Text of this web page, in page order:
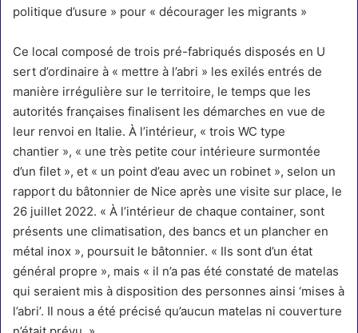
politique d’usure » pour « décourager les migrants »
Ce local composé de trois pré-fabriqués disposés en U
sert d’ordinaire à « mettre à l’abri » les exilés entrés de
manière irrégulière sur le territoire, le temps que les
autorités françaises finalisent les démarches en vue de
leur renvoi en Italie. À l’intérieur, « trois WC type
chantier », « une très petite cour intérieure surmontée
d’un filet », et « un point d’eau avec un robinet », selon un
rapport du bâtonnier de Nice après une visite sur place, le
26 juillet 2022. « À l’intérieur de chaque container, sont
présents une climatisation, des bancs et un plancher en
métal inox », poursuit le bâtonnier. « Ils sont d’un état
général propre », mais « il n’a pas été constaté de matelas
qui seraient mis à disposition des personnes ainsi ‘mises à
l’abri’. Il nous a été précisé qu’aucun matelas ni couverture